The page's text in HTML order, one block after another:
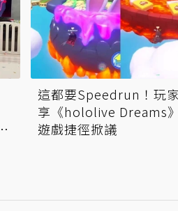
這都要Speedrun！玩
享《hololive Dreams
遊戲捷徑掀議